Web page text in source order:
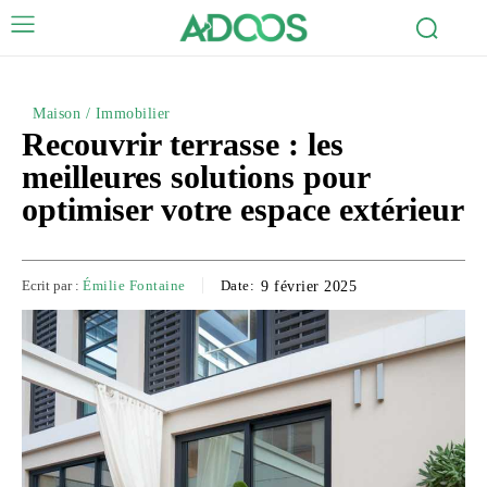
Maison / Immobilier
Recouvrir terrasse : les
meilleures solutions pour
optimiser votre espace extérieur
Ecrit par : Émilie Fontaine Date: 9 février 2025